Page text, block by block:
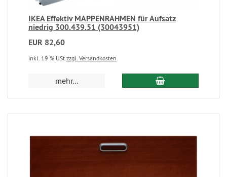
IKEA Effektiv MAPPENRAHMEN für Aufsatz
niedrig 300.439.51 (30043951)
EUR 82,60
inkl. 19 % USt zzgl. Versandkosten
mehr...